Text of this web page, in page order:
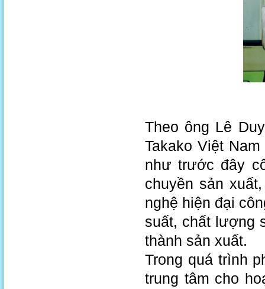
Theo ông Lê
Takako Việt
như trước đây
chuyền sản
nghệ hiện đại
suất, chất lượng
thành sản xuất.
Trong quá trình
trung tâm cho